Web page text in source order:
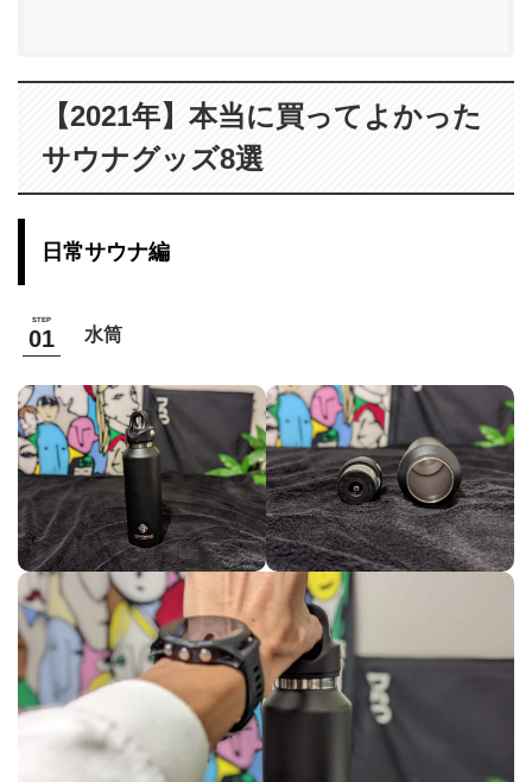
【2021年】本当に買ってよかった
サウナグッズ8選
日常サウナ編
水筒